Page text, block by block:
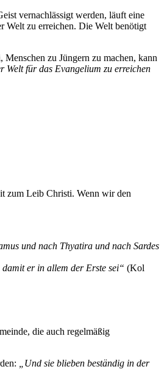
vernachlässigt werden, läuft eine
Welt zu erreichen. Die Welt benötigt
zu Jüngern zu machen, kann
Welt für das Evangelium zu erreichen
zum Leib Christi. Wenn wir den
und nach Thyatira und nach Sardes
damit er in allem der Erste sei“ (Kol
die auch regelmäßig
„Und sie blieben beständig in der